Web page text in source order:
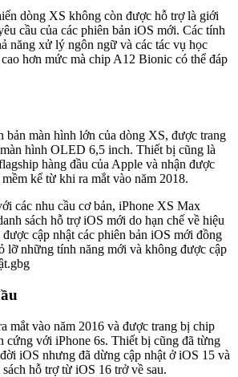
dòng XS không còn được hỗ trợ là giới
cầu của các phiên bản iOS mới. Các tính
năng xử lý ngôn ngữ và các tác vụ học
hơn mức mà chip A12 Bionic có thể đáp
màn hình lớn của dòng XS, được trang
hình OLED 6,5 inch. Thiết bị cũng là
hàng đầu của Apple và nhận được
kể từ khi ra mắt vào năm 2018.
các nhu cầu cơ bản, iPhone XS Max
sách hỗ trợ iOS mới do hạn chế về hiệu
cập nhật các phiên bản iOS mới đồng
lỡ những tính năng mới và không được cập
mắt vào năm 2016 và được trang bị chip
cứng với iPhone 6s. Thiết bị cũng đã từng
iOS nhưng đã dừng cập nhật ở iOS 15 và
hỗ trợ từ iOS 16 trở về sau.